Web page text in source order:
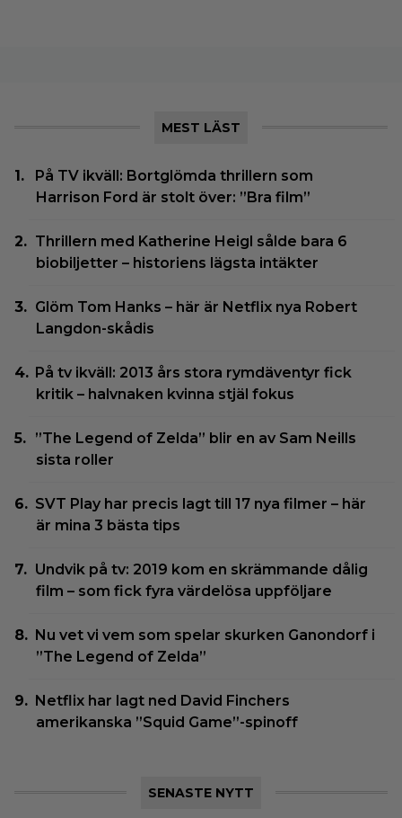
MEST LÄST
På TV ikväll: Bortglömda thrillern som
Harrison Ford är stolt över: ”Bra film”
Thrillern med Katherine Heigl sålde bara 6
biobiljetter – historiens lägsta intäkter
Glöm Tom Hanks – här är Netflix nya Robert
Langdon-skådis
På tv ikväll: 2013 års stora rymdäventyr fick
kritik – halvnaken kvinna stjäl fokus
”The Legend of Zelda” blir en av Sam Neills
sista roller
SVT Play har precis lagt till 17 nya filmer – här
är mina 3 bästa tips
Undvik på tv: 2019 kom en skrämmande dålig
film – som fick fyra värdelösa uppföljare
Nu vet vi vem som spelar skurken Ganondorf i
”The Legend of Zelda”
Netflix har lagt ned David Finchers
amerikanska ”Squid Game”-spinoff
SENASTE NYTT